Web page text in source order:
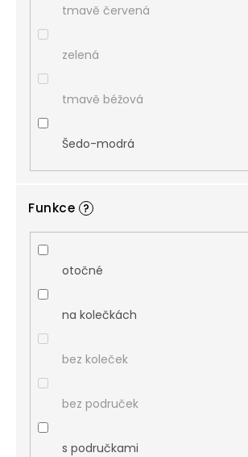
tmavě červená
zelená
tmavě béžová
Šedo-modrá
Funkce ?
otočné
na kolečkách
bez koleček
bez područek
s područkami